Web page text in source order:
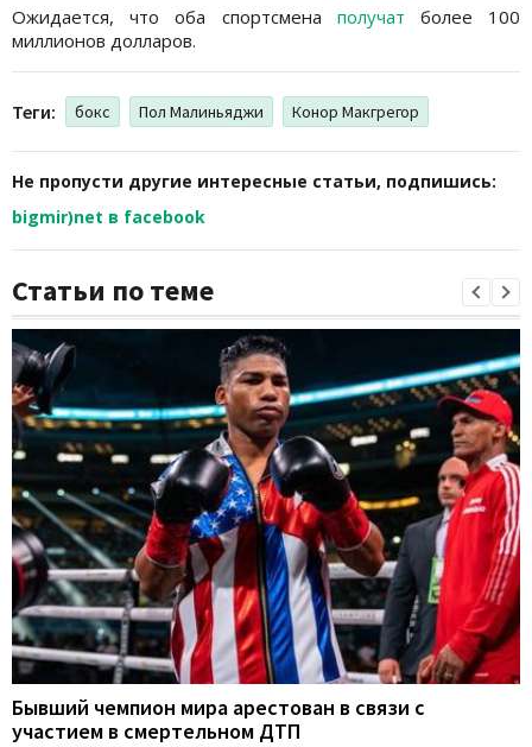
Ожидается, что оба спортсмена получат более 100
миллионов долларов.
Теги: бокс Пол Малиньяджи Конор Макгрегор
Не пропусти другие интересные статьи, подпишись:
bigmir)net в facebook
Статьи по теме
Бывший чемпион мира арестован в связи с
участием в смертельном ДТП